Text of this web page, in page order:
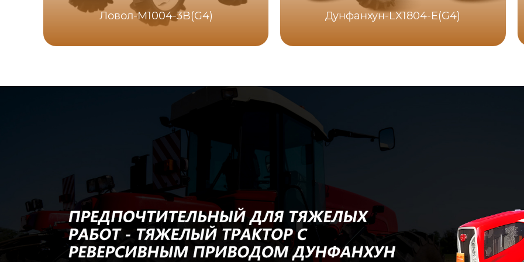
Ловол-M1004-3B(G4) Дунфанхун-LX1804-E(G4)